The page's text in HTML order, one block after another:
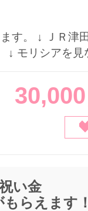
す。 ↓ ＪＲ津
↓ モリシアを見
い金
もらえます